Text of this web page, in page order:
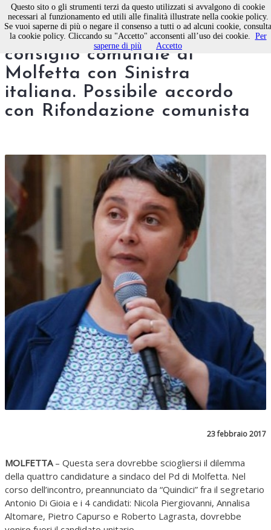
Paola Natalicchio torna nel
consiglio comunale di
Molfetta con Sinistra
italiana. Possibile accordo
con Rifondazione comunista
23 febbraio 2017
MOLFETTA– Questa sera dovrebbe sciogliersi il dilemma
della quattro candidature a sindaco del Pd di Molfetta. Nel
corso dell’incontro, preannunciato da “Quindici” fra il segretario
Antonio Di Gioia e i 4 candidati: Nicola Piergiovanni, Annalisa
Altomare, Pietro Capurso e Roberto Lagrasta, dovrebbe
Questo sito o gli strumenti terzi da questo utilizzati si avvalgono di cookie
necessari al funzionamento ed utili alle finalità illustrate nella cookie policy.
Se vuoi saperne di più o negare il consenso a tutti o ad alcuni cookie, consulta
la cookie policy. Cliccando su "Accetto" acconsenti all’uso dei cookie. Per
saperne di più
Accetto